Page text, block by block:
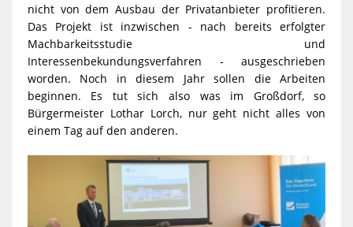
nicht von dem Ausbau der Privatanbieter profitieren.
Das Projekt ist inzwischen - nach bereits erfolgter
Machbarkeitsstudie und
Interessenbekundungsverfahren - ausgeschrieben
worden. Noch in diesem Jahr sollen die Arbeiten
beginnen. Es tut sich also was im Großdorf, so
Bürgermeister Lothar Lorch, nur geht nicht alles von
einem Tag auf den anderen.